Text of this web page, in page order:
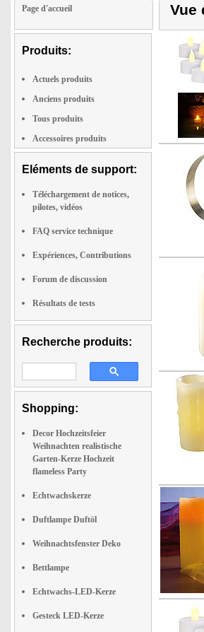
Page d'accueil
Produits:
Actuels produits
Anciens produits
Tous produits
Accessoires produits
Eléments de support:
Téléchargement de notices,
pilotes, vidéos
FAQ service technique
Expériences, Contributions
Forum de discussion
Résultats de tests
Recherche produits:
Shopping:
Decor Hochzeitsfeier
Weihnachten realistische
Garten-Kerze Hochzeit
flameless Party
Echtwachskerze
Duftlampe Duftöl
Weihnachtsfenster Deko
Bettlampe
Echtwachs-LED-Kerze
Gesteck LED-Kerze
Vue